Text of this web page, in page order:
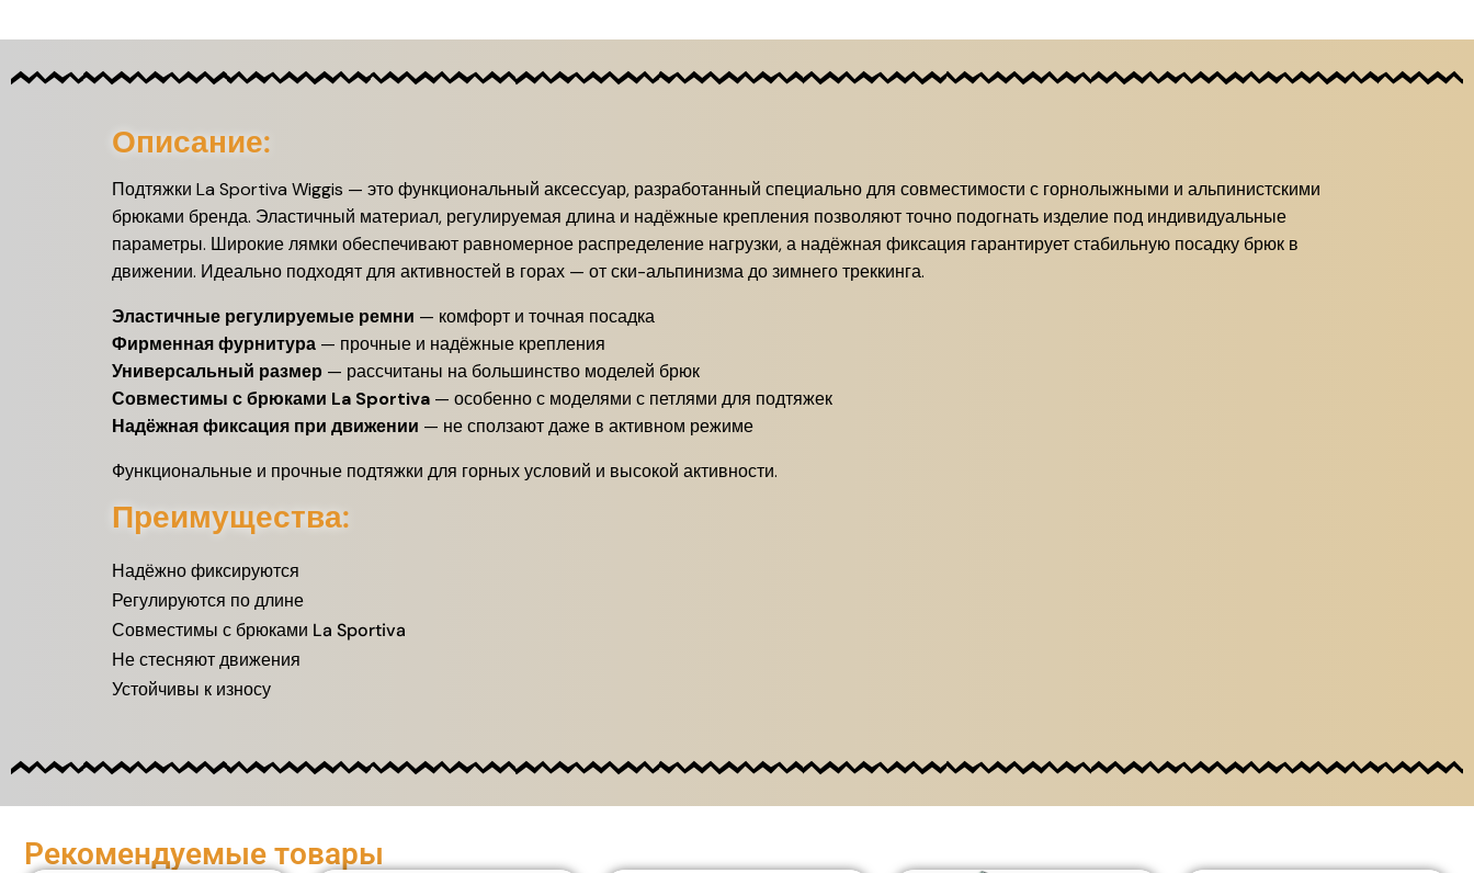
Описание:
Подтяжки La Sportiva Wiggis — это функциональный аксессуар, разработанный специально для совместимости с горнолыжными и альпинистскими
брюками бренда. Эластичный материал, регулируемая длина и надёжные крепления позволяют точно подогнать изделие под индивидуальные
параметры. Широкие лямки обеспечивают равномерное распределение нагрузки, а надёжная фиксация гарантирует стабильную посадку брюк в
движении. Идеально подходят для активностей в горах — от ски-альпинизма до зимнего треккинга.
Эластичные регулируемые ремни — комфорт и точная посадка
Фирменная фурнитура — прочные и надёжные крепления
Универсальный размер — рассчитаны на большинство моделей брюк
Совместимы с брюками La Sportiva — особенно с моделями с петлями для подтяжек
Надёжная фиксация при движении — не сползают даже в активном режиме
Функциональные и прочные подтяжки для горных условий и высокой активности.
Преимущества:
Надёжно фиксируются
Регулируются по длине
Совместимы с брюками La Sportiva
Не стесняют движения
Устойчивы к износу
Рекомендуемые товары